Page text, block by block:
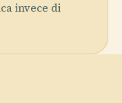
invece di